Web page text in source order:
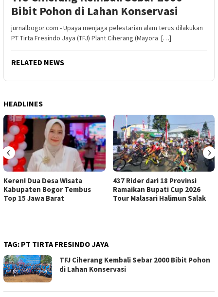
Bibit Pohon di Lahan Konservasi
jurnalbogor.com - Upaya menjaga pelestarian alam terus dilakukan
PT Tirta Fresindo Jaya (TFJ) Plant Ciherang (Mayora […]
RELATED NEWS
HEADLINES
Keren! Dua Desa Wisata
Kabupaten Bogor Tembus
Top 15 Jawa Barat
437 Rider dari 18 Provinsi
Ramaikan Bupati Cup 2026
Tour Malasari Halimun Salak
‹ ›
TAG: PT TIRTA FRESINDO JAYA
TFJ Ciherang Kembali Sebar 2000 Bibit Pohon
di Lahan Konservasi